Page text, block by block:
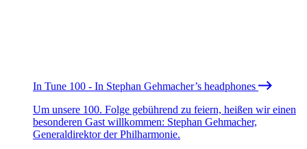
In Tune 100 - In Stephan Gehmacher’s headphones
Um unsere 100. Folge gebührend zu feiern, heißen wir einen
besonderen Gast willkommen: Stephan Gehmacher,
Generaldirektor der Philharmonie.